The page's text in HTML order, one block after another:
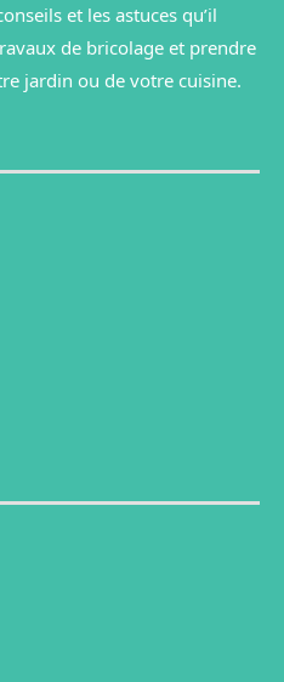
et les astuces qu’il
de bricolage et prendre
jardin ou de votre cuisine.